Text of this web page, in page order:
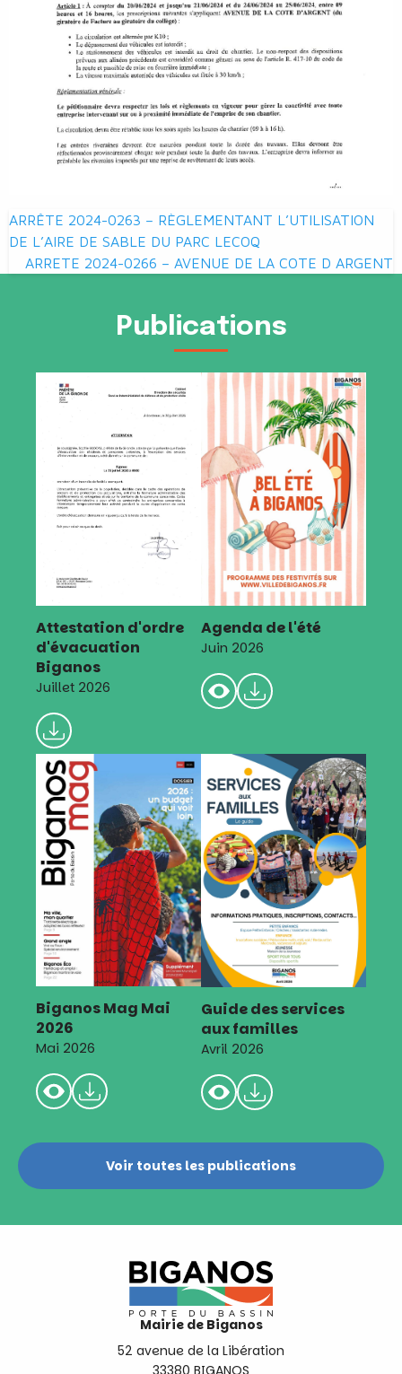
Navigation
de
l’article
ARRÊTE 2024-0263 – RÈGLEMENTANT L’UTILISATION
DE L’AIRE DE SABLE DU PARC LECOQ
ARRETE 2024-0266 – AVENUE DE LA COTE D ARGENT
Publications
Attestation d'ordre
d'évacuation
Biganos
Juillet 2026
Agenda de l'été
Juin 2026
Biganos Mag Mai
2026
Mai 2026
Guide des services
aux familles
Avril 2026
Voir toutes les publications
Mairie de Biganos
52 avenue de la Libération